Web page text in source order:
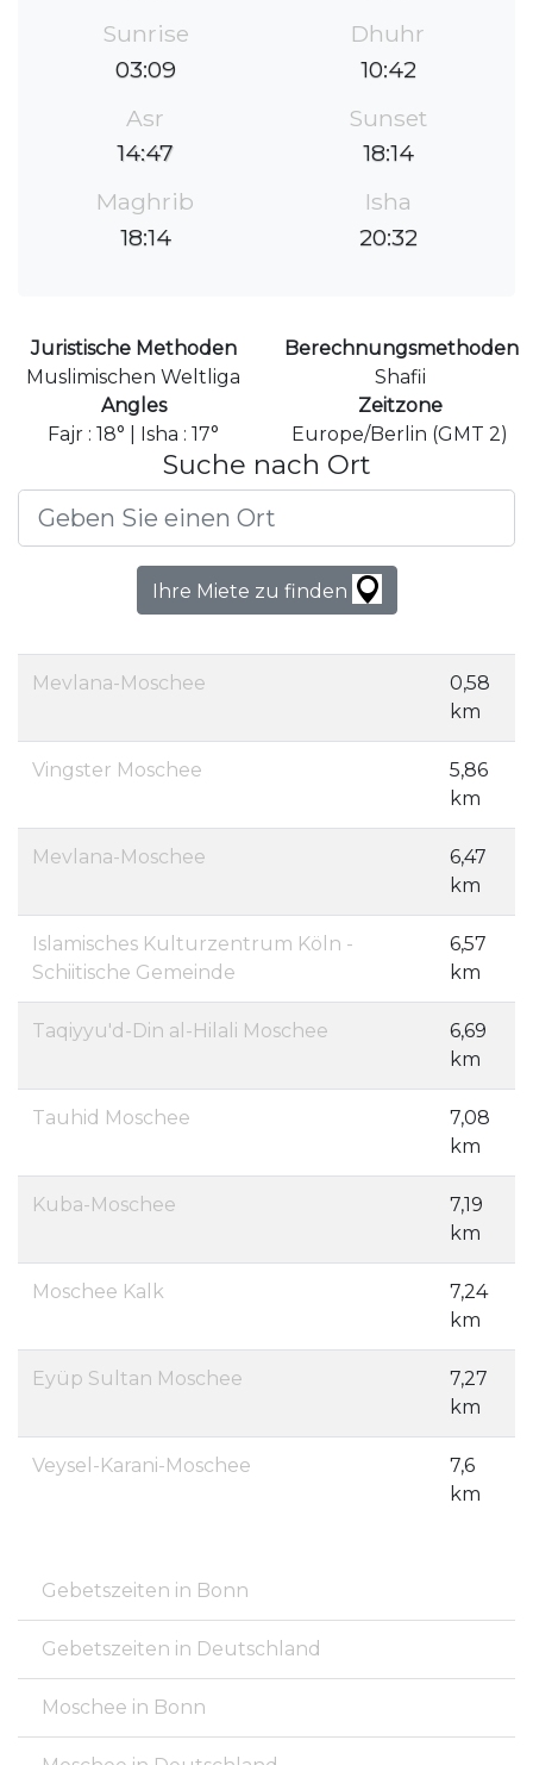
Sunrise
03:09
Dhuhr
10:42
Asr
14:47
Sunset
18:14
Maghrib
18:14
Isha
20:32
Juristische Methoden
Muslimischen Weltliga
Berechnungsmethoden
Shafii
Angles
Fajr : 18° | Isha : 17°
Zeitzone
Europe/Berlin (GMT 2)
Suche nach Ort
Ihre Miete zu finden
Mevlana-Moschee
0,58
km
Vingster Moschee
5,86
km
Mevlana-Moschee
6,47
km
Islamisches Kulturzentrum Köln -
Schiitische Gemeinde
6,57
km
Taqiyyu'd-Din al-Hilali Moschee
6,69
km
Tauhid Moschee
7,08
km
Kuba-Moschee
7,19
km
Moschee Kalk
7,24
km
Eyüp Sultan Moschee
7,27
km
Veysel-Karani-Moschee
7,6
km
Gebetszeiten in Bonn
Gebetszeiten in Deutschland
Moschee in Bonn